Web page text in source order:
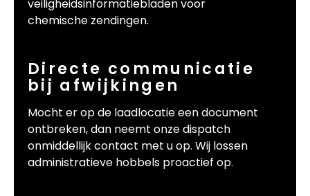
veiligheidsinformatiebladen voor
chemische zendingen.
Directe communicatie
bij afwijkingen
Mocht er op de laadlocatie een document
ontbreken, dan neemt onze dispatch
onmiddellijk contact met u op. Wij lossen
administratieve hobbels proactief op.